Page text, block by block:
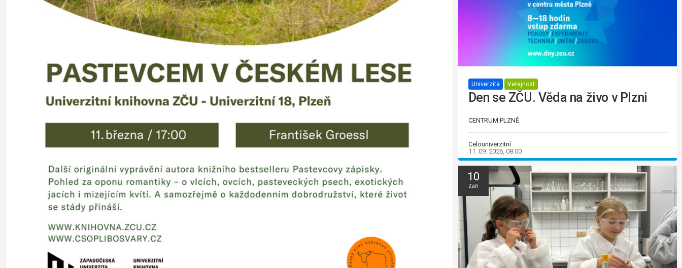
Univerzita Veřejnost
Den se ZČU. Věda na živo v Plzni
CENTRUM PLZNĚ
Celouniverzitní
11. 09. 2026, 08:00
10
Září